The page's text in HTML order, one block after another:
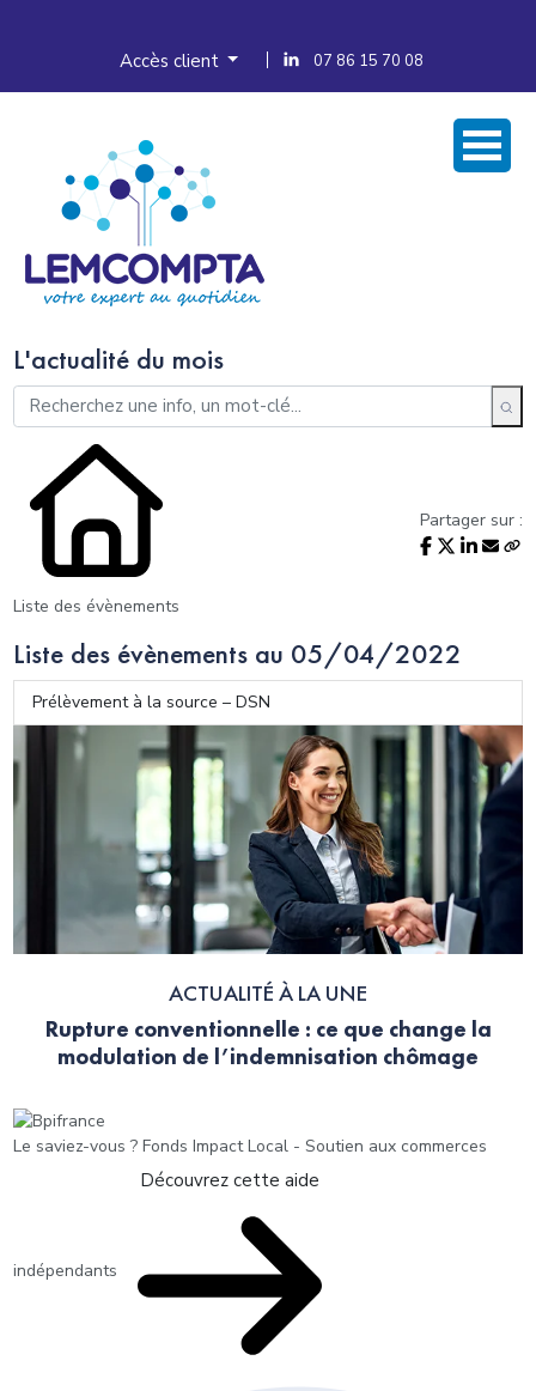
Accès client 07 86 15 70 08
L'actualité du mois
Liste des évènements
Partager sur :
Liste des évènements au 05/04/2022
Prélèvement à la source – DSN
ACTUALITÉ À LA UNE
Rupture conventionnelle : ce que change la
modulation de l’indemnisation chômage
Le saviez-vous ?Fonds Impact Local - Soutien aux commerces
indépendants
Découvrez cette aide